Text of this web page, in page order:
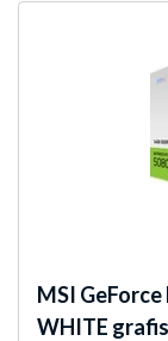
MSI GeForce
WHITE